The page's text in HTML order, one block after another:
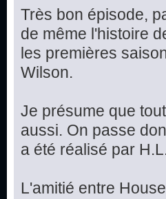
Très bon épisode,
de même l'histoire
les premières
Wilson.
Je présume que
aussi. On passe
a été réalisé par
L'amitié entre